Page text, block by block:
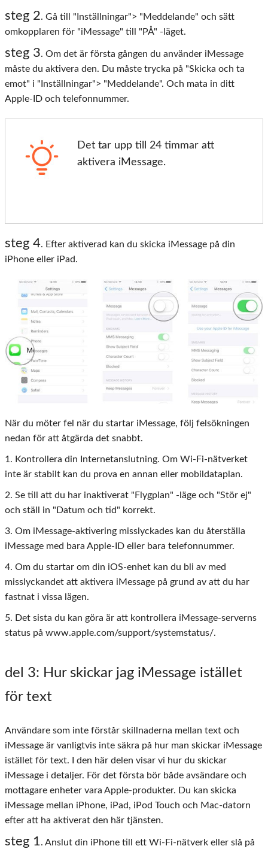
steg 2. Gå till "Inställningar"> "Meddelande" och sätt
omkopplaren för "iMessage" till "PÅ" -läget.
steg 3. Om det är första gången du använder iMessage
måste du aktivera den. Du måste trycka på "Skicka och ta
emot" i "Inställningar"> "Meddelande". Och mata in ditt
Apple-ID och telefonnummer.
Det tar upp till 24 timmar att
aktivera iMessage.
steg 4. Efter aktiverad kan du skicka iMessage på din
iPhone eller iPad.
När du möter fel när du startar iMessage, följ felsökningen
nedan för att åtgärda det snabbt.
1. Kontrollera din Internetanslutning. Om Wi-Fi-nätverket
inte är stabilt kan du prova en annan eller mobildataplan.
2. Se till att du har inaktiverat "Flygplan" -läge och "Stör ej"
och ställ in "Datum och tid" korrekt.
3. Om iMessage-aktivering misslyckades kan du återställa
iMessage med bara Apple-ID eller bara telefonnummer.
4. Om du startar om din iOS-enhet kan du bli av med
misslyckandet att aktivera iMessage på grund av att du har
fastnat i vissa lägen.
5. Det sista du kan göra är att kontrollera iMessage-serverns
status på www.apple.com/support/systemstatus/.
del 3: Hur skickar jag iMessage istället
för text
Användare som inte förstår skillnaderna mellan text och
iMessage är vanligtvis inte säkra på hur man skickar iMessage
istället för text. I den här delen visar vi hur du skickar
iMessage i detaljer. För det första bör både avsändare och
mottagare enheter vara Apple-produkter. Du kan skicka
iMessage mellan iPhone, iPad, iPod Touch och Mac-datorn
efter att ha aktiverat den här tjänsten.
steg 1. Anslut din iPhone till ett Wi-Fi-nätverk eller slå på